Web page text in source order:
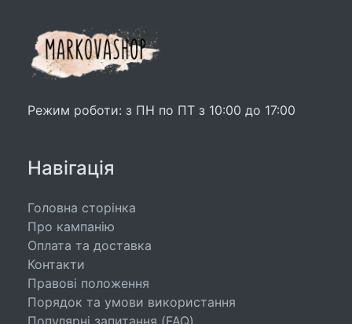
Режим роботи: з ПН по ПТ з 10:00 до 17:00
Навігація
Головна сторінка
Про кампанію
Оплата та доставка
Контакти
Правові положення
Порядок та умови використання